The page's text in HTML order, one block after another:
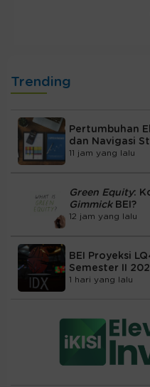
Trending
Pertumbuhan
dan Navigasi
11 jam yang lalu
Green Equity:
Gimmick BEI?
12 jam yang lalu
BEI Proyeksi
Semester II
1 hari yang lalu